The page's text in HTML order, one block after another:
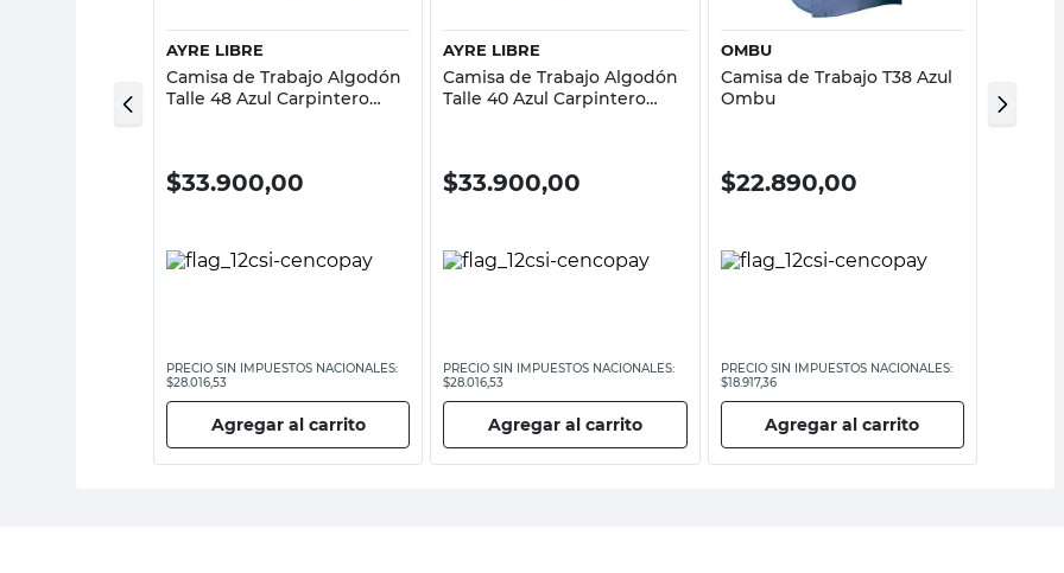
AYRE LIBRE
Camisa de Trabajo Algodón
Talle 48 Azul Carpintero
$33.900,00
PRECIO SIN IMPUESTOS NACIONALES:
$28.016,53
Agregar al carrito
AYRE LIBRE
Camisa de Trabajo Algodón
Talle 40 Azul Carpintero
$33.900,00
PRECIO SIN IMPUESTOS NACIONALES:
$28.016,53
Agregar al carrito
OMBU
Camisa de Trabajo T38 Azul
Ombu
$22.890,00
PRECIO SIN IMPUESTOS NACIONALES:
$18.917,36
Agregar al carrito
M